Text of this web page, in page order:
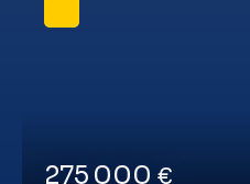
275 000 €